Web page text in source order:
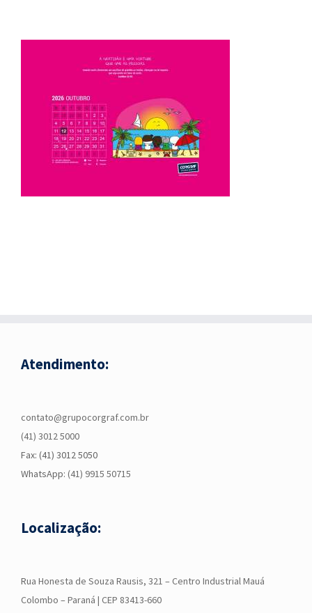
Atendimento:
contato@grupocorgraf.com.br
(41) 3012 5000
Fax: (41) 3012 5050
WhatsApp: (41) 9915 50715
Localização:
Rua Honesta de Souza Rausis, 321 – Centro Industrial Mauá
Colombo – Paraná | CEP 83413-660